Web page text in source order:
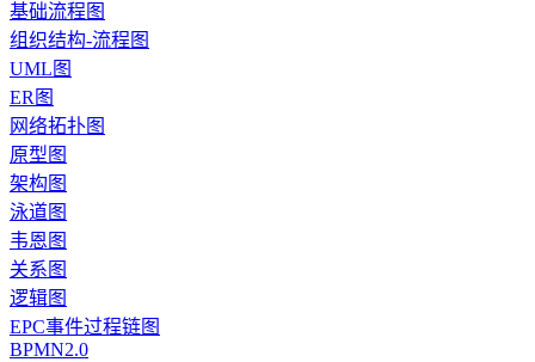
基础流程图
组织结构-流程图
UML图
ER图
网络拓扑图
原型图
架构图
泳道图
韦恩图
关系图
逻辑图
EPC事件过程链图
BPMN2.0